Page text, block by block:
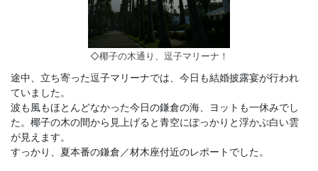
◇椰子の木通り、逗子マリーナ！
途中、立ち寄った逗子マリーナでは、今日も結婚披露宴が行われ
ていました。
波も風もほとんどなかった今日の鎌倉の海、ヨットも一休みでし
た。椰子の木の間から見上げると青空にぽっかりと浮かぶ白い雲
が見えます。
すっかり、夏本番の鎌倉／材木座付近のレポートでした。